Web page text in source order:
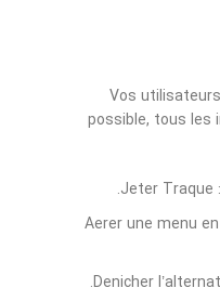
Vos
possible, tous les
Jeter Traque
Aerer une menu
Denicher